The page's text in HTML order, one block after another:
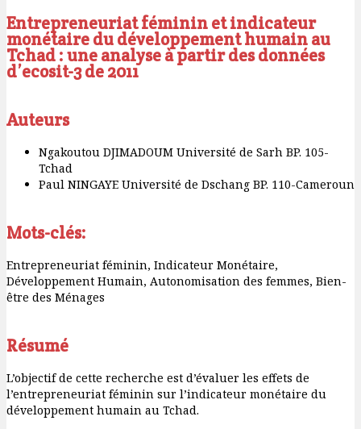
Entrepreneuriat féminin et indicateur
monétaire du développement humain au
Tchad : une analyse à partir des données
d’ecosit-3 de 2011
Auteurs
Ngakoutou DJIMADOUM Université de Sarh BP. 105-
Tchad
Paul NINGAYE Université de Dschang BP. 110-Cameroun
Mots-clés:
Entrepreneuriat féminin, Indicateur Monétaire,
Développement Humain, Autonomisation des femmes, Bien-
être des Ménages
Résumé
L’objectif de cette recherche est d’évaluer les effets de
l’entrepreneuriat féminin sur l’indicateur monétaire du
développement humain au Tchad.